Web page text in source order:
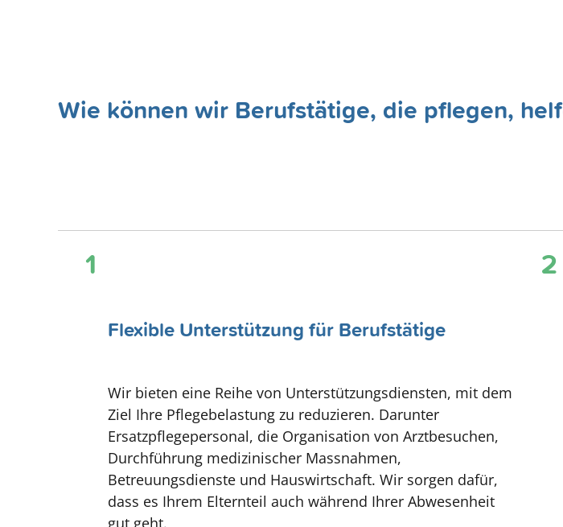
Wie können wir Berufstätige, die pflegen,
1
Flexible Unterstützung für Berufstätige
Wir bieten eine Reihe von Unterstützungsdiensten, mit dem
Ziel Ihre Pflegebelastung zu reduzieren. Darunter
Ersatzpflegepersonal, die Organisation von Arztbesuchen,
Durchführung medizinischer Massnahmen,
Betreuungsdienste und Hauswirtschaft. Wir sorgen dafür,
dass es Ihrem Elternteil auch während Ihrer Abwesenheit
gut geht.
2